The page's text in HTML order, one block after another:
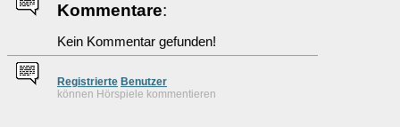
Kommentare:
Kein Kommentar gefunden!
Registrierte Benutzer
können Hörspiele kommentieren